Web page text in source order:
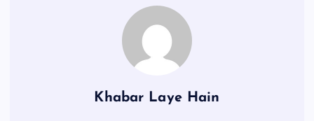
Khabar Laye Hain